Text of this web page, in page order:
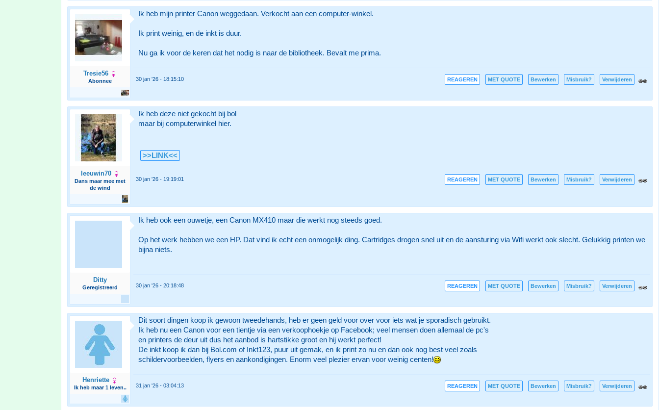
Tresie56
Abonnee
Ik heb mijn printer Canon weggedaan. Verkocht aan een computer-winkel.
Ik print weinig, en de inkt is duur.
Nu ga ik voor de keren dat het nodig is naar de bibliotheek. Bevalt me prima.
30 jan '26 - 18:15:10 REAGEREN MET QUOTE Bewerken Misbruik? Verwijderen
leeuwin70
Dans maar mee met
de wind
Ik heb deze niet gekocht bij bol
maar bij computerwinkel hier.
>>LINK<<
30 jan '26 - 19:19:01 REAGEREN MET QUOTE Bewerken Misbruik? Verwijderen
Ditty
Geregistreerd
Ik heb ook een ouwetje, een Canon MX410 maar die werkt nog steeds goed.
Op het werk hebben we een HP. Dat vind ik echt een onmogelijk ding. Cartridges drogen snel uit en de aansturing via Wifi werkt ook slecht. Gelukkig printen we
bijna niets.
30 jan '26 - 20:18:48 REAGEREN MET QUOTE Bewerken Misbruik? Verwijderen
Henriette
Ik heb maar 1 leven..
Dit soort dingen koop ik gewoon tweedehands, heb er geen geld voor over voor iets wat je sporadisch gebruikt.
Ik heb nu een Canon voor een tientje via een verkoophoekje op Facebook; veel mensen doen allemaal de pc's
en printers de deur uit dus het aanbod is hartstikke groot en hij werkt perfect!
De inkt koop ik dan bij Bol.com of Inkt123, puur uit gemak, en ik print zo nu en dan ook nog best veel zoals
schildervoorbeelden, flyers en aankondigingen. Enorm veel plezier ervan voor weinig centen!
31 jan '26 - 03:04:13 REAGEREN MET QUOTE Bewerken Misbruik? Verwijderen